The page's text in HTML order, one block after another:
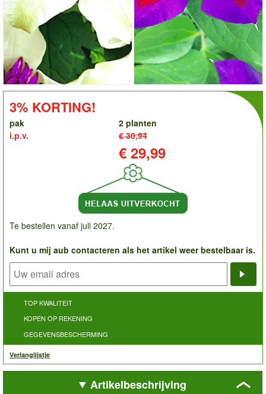
order
KORTING!:
3% KORTING!
pak
2 planten
i.p.v.
€ 30,94
€ 29,99
Te bestellen vanaf juli 2027.
Kunt u mij aub contacteren als het artikel weer bestelbaar is.
TOP KWALITEIT
KOPEN OP REKENING
GEGEVENSBESCHERMING
Verlanglijstje
Artikelbeschrijving